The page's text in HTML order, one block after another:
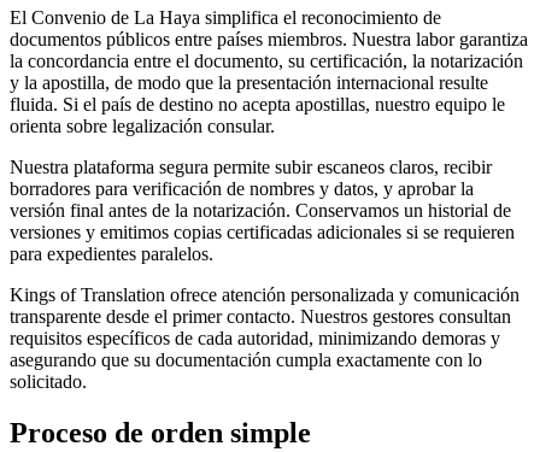
El Convenio de La Haya simplifica el reconocimiento de
documentos públicos entre países miembros. Nuestra labor garantiza
la concordancia entre el documento, su certificación, la notarización
y la apostilla, de modo que la presentación internacional resulte
fluida. Si el país de destino no acepta apostillas, nuestro equipo le
orienta sobre legalización consular.
Nuestra plataforma segura permite subir escaneos claros, recibir
borradores para verificación de nombres y datos, y aprobar la
versión final antes de la notarización. Conservamos un historial de
versiones y emitimos copias certificadas adicionales si se requieren
para expedientes paralelos.
Kings of Translation ofrece atención personalizada y comunicación
transparente desde el primer contacto. Nuestros gestores consultan
requisitos específicos de cada autoridad, minimizando demoras y
asegurando que su documentación cumpla exactamente con lo
solicitado.
Proceso de orden simple